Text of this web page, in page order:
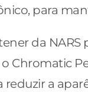
para
da NARS
Chromatic
reduzir a